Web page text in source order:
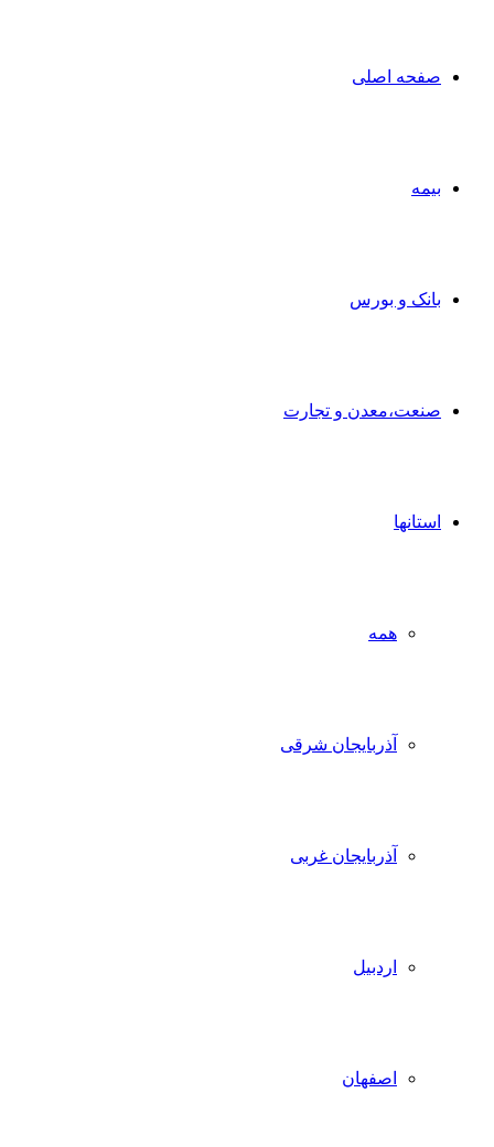
صفحه اصلی
بیمه
بانک و بورس
صنعت،معدن و تجارت
استانها
همه
آذربایجان شرقی
آذربایجان غربی
اردبیل
اصفهان